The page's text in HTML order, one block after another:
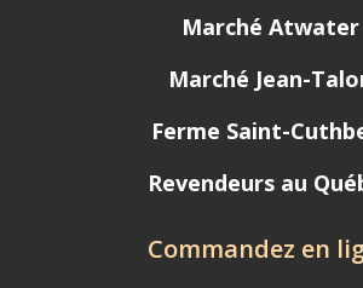
Marché Atwater
Marché Jean-
Ferme Saint-
Revendeurs au
Commandez en